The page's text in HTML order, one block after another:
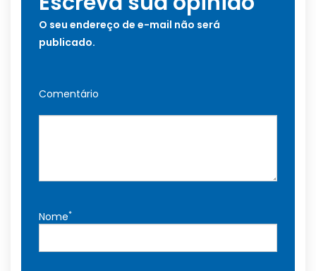
O seu endereço de e-mail não será
publicado.
Comentário
Nome*